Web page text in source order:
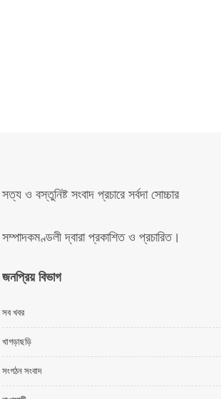
সত্য ও বস্তুনিষ্ট সংবাদ প্রচারে সর্বদা সোচ্চার
সম্পাদকমণ্ডলী দ্বারা প্রকাশিত ও প্রচারিত।
জনপ্রিয় বিভাগ
সব খবর
খাগড়াছড়ি
সংগঠন সংবাদ